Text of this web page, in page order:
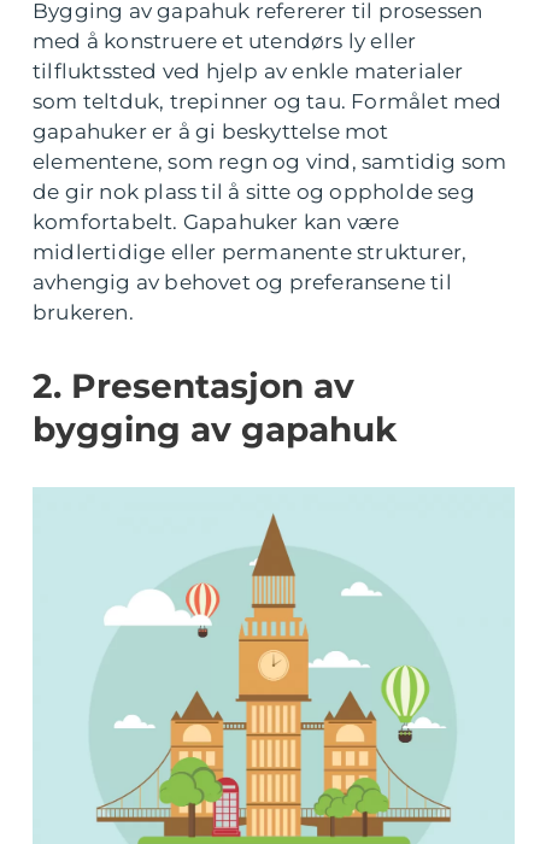
Bygging av gapahuk refererer til prosessen
med å konstruere et utendørs ly eller
tilfluktssted ved hjelp av enkle materialer
som teltduk, trepinner og tau. Formålet med
gapahuker er å gi beskyttelse mot
elementene, som regn og vind, samtidig som
de gir nok plass til å sitte og oppholde seg
komfortabelt. Gapahuker kan være
midlertidige eller permanente strukturer,
avhengig av behovet og preferansene til
brukeren.
2. Presentasjon av
bygging av gapahuk